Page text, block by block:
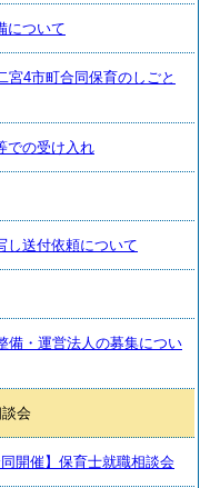
について
宮4市町合同保育のしごと
での受け入れ
し送付依頼について
備・運営法人の募集につい
談会
開催】保育士就職相談会